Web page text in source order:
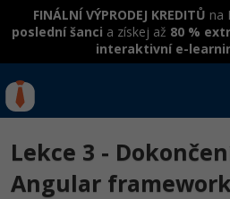
FINÁLNÍ VÝPRODEJ KREDITŮ na
poslední šanci a získej až 80 %
interaktivní e-
Rekvalifikace a kurzy
hrazené úřadem práce
Přihlásit se | Registrovat
Lekce 3 -
Angular